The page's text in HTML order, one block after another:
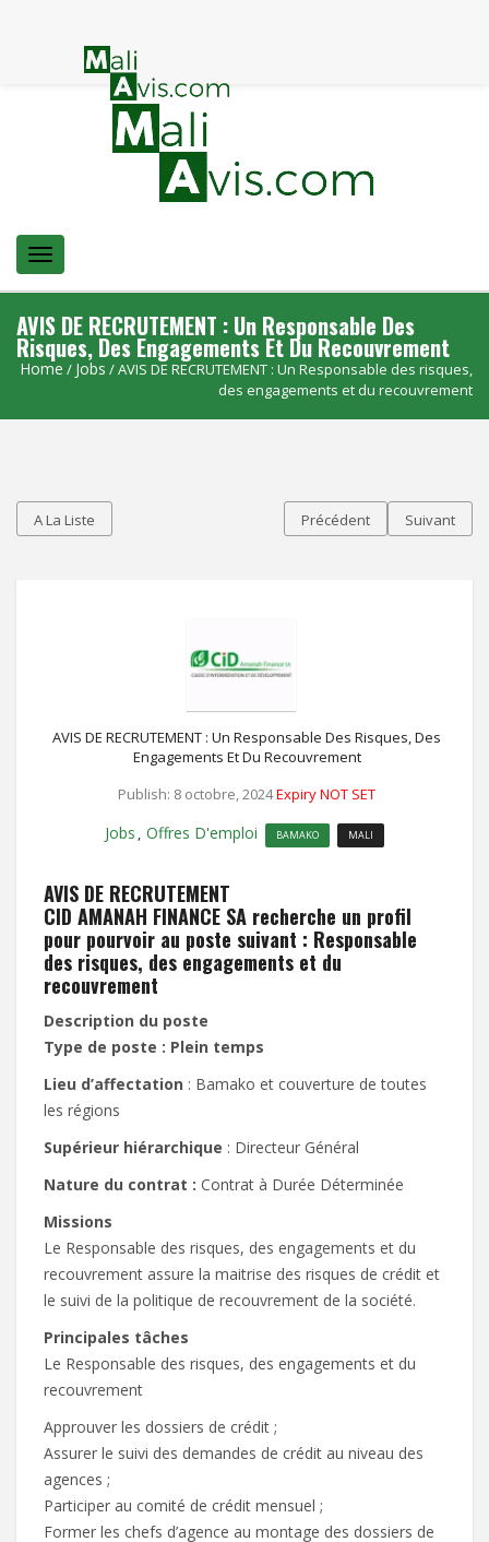
Menu
AVIS DE RECRUTEMENT : Un Responsable Des
Risques, Des Engagements Et Du Recouvrement
Home / Jobs / AVIS DE RECRUTEMENT : Un Responsable des risques,
des engagements et du recouvrement
A La Liste Précédent Suivant
AVIS DE RECRUTEMENT : Un Responsable Des Risques, Des
Engagements Et Du Recouvrement
Publish: 8 octobre, 2024Expiry NOT SET
Jobs Offres D'emploi BAMAKO MALI
AVIS DE RECRUTEMENT
CID AMANAH FINANCE SA recherche un profil
pour pourvoir au poste suivant : Responsable
des risques, des engagements et du
recouvrement
Description du poste
Type de poste : Plein temps
Lieu d’affectation : Bamako et couverture de toutes
les régions
Supérieur hiérarchique : Directeur Général
Nature du contrat : Contrat à Durée Déterminée
Missions
Le Responsable des risques, des engagements et du
recouvrement assure la maitrise des risques de crédit et
le suivi de la politique de recouvrement de la société.
Principales tâches
Le Responsable des risques, des engagements et du
recouvrement
Approuver les dossiers de crédit ;
Assurer le suivi des demandes de crédit au niveau des
agences ;
Participer au comité de crédit mensuel ;
Former les chefs d’agence au montage des dossiers de